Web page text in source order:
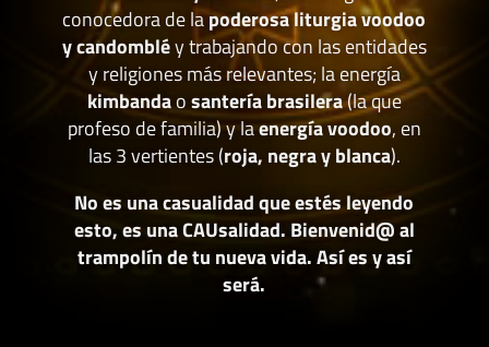
conocedora de lapoderosa liturgia voodoo
y candombléy trabajando con las entidades
y religiones más relevantes; la energía
kimbandaosantería brasilera(la que
profeso de familia) y laenergía voodoo, en
las 3 vertientes (roja, negra y blanca).
No es una casualidad que estés leyendo
esto, es una CAUsalidad. Bienvenid@ al
trampolín de tu nueva vida. Así es y así
será.